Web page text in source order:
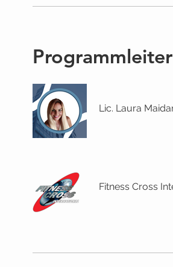
Programmleiter
Lic. Laura
Fitness Cross